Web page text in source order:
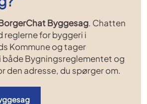
Byggesag. Chatten
for byggeri i
Kommune og tager
Bygningsreglementet og
den adresse, du spørger om.